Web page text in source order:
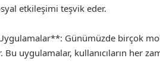
etkileşimi teşvik eder.
Günümüzde birçok
Bu uygulamalar, kullanıcıların her